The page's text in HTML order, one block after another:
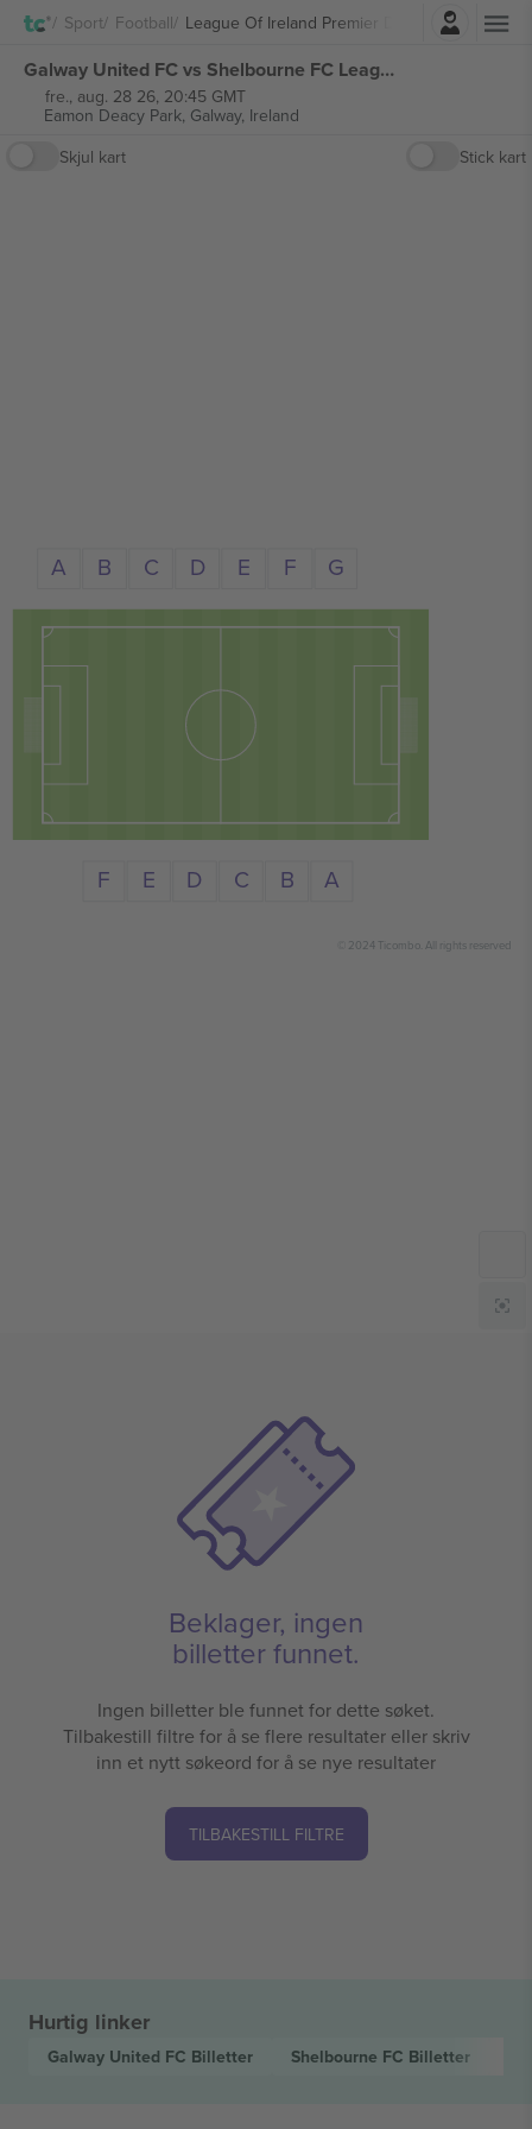
Sport Football League Of Ireland Premier Division
Logg Inn
Galway United FC vs Shelbourne FC League of Ireland Premier Division billetter
fre., aug. 28 26, 20:45 GMT
Eamon Deacy Park, Galway, Ireland
Skjul kart
Stick kart
A B C D E F G
F E D C B A
© 2024 Ticombo. All rights reserved
Beklager, ingen
billetter funnet.
Ingen billetter ble funnet for dette søket.
Tilbakestill filtre for å se flere resultater eller skriv
inn et nytt søkeord for å se nye resultater
TILBAKESTILL FILTRE
Hurtig linker
Galway United FC Billetter Shelbourne FC Billetter